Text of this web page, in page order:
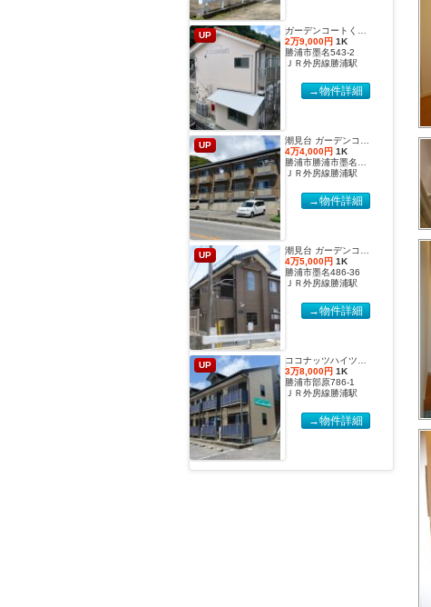
UP
ガーデンコートくすのき 【2027年度国際武道大学生 入居申込受付開始しました！】
2万9,000円 1K
勝浦市墨名543-2
ＪＲ外房線勝浦駅
→物件詳細
UP
潮見台 ガーデンコート２【2027年度国際武道大学生 入居申込受付開始しました！】
4万4,000円 1K
勝浦市勝浦市墨名486-32
ＪＲ外房線勝浦駅
→物件詳細
UP
潮見台 ガーデンコート【2027年度国際武道大学生 入居申込受付開始しました！】
4万5,000円 1K
勝浦市墨名486-36
ＪＲ外房線勝浦駅
→物件詳細
UP
ココナッツハイツ６【2027年度国際武道大学生 入居申込受付開始しました！】
3万8,000円 1K
勝浦市部原786-1
ＪＲ外房線勝浦駅
→物件詳細